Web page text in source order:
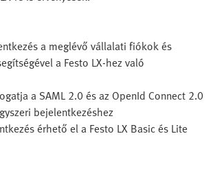
a meglévő vállalati fiókok és
a Festo LX-hez való
a SAML 2.0 és az OpenId Connect 2.0
bejelentkezéshez
érhető el a Festo LX Basic és Lite